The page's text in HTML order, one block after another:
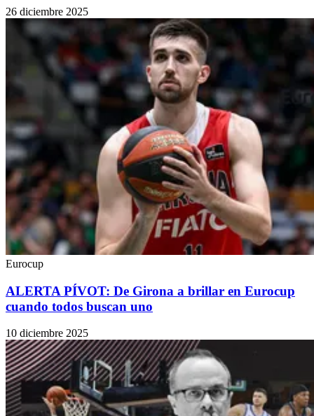
26 diciembre 2025
Eurocup
ALERTA PÍVOT: De Girona a brillar en Eurocup
cuando todos buscan uno
10 diciembre 2025